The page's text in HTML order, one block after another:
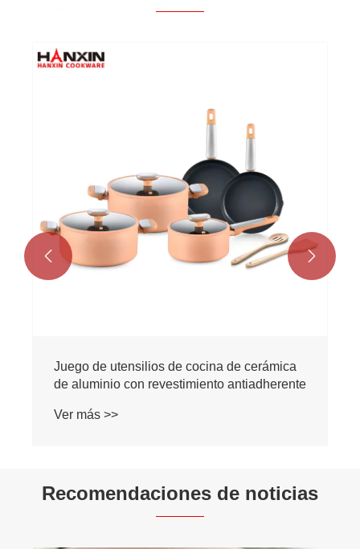
antiadherentes de cerámica para cocina
 
Recomendaciones de noticias